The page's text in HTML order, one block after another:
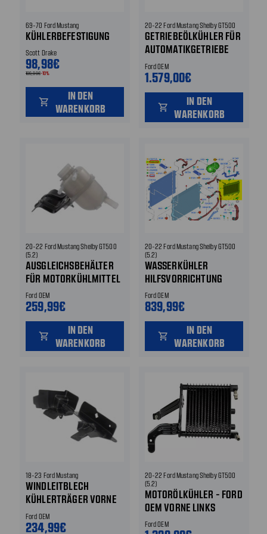
69-70 Ford Mustang
KÜHLERBEFESTIGUNG
Scott Drake
98,98€
109,99€-10%
shopping_cart
IN DEN
WARENKORB
20-22 Ford Mustang Shelby GT500
GETRIEBEÖLKÜHLER FÜR
AUTOMATIKGETRIEBE
VORNE
Ford OEM
1.579,00€
shopping_cart
IN DEN
WARENKORB
20-22 Ford Mustang Shelby GT500
(5.2)
AUSGLEICHSBEHÄLTER
FÜR MOTORKÜHLMITTEL
Ford OEM
259,99€
shopping_cart
IN DEN
WARENKORB
20-22 Ford Mustang Shelby GT500
(5.2)
WASSERKÜHLER
HILFSVORRICHTUNG
Ford OEM
839,99€
shopping_cart
IN DEN
WARENKORB
18-23 Ford Mustang
WINDLEITBLECH
KÜHLERTRÄGER VORNE
LINKS
Ford OEM
234,99€
20-22 Ford Mustang Shelby GT500
(5.2)
MOTORÖLKÜHLER - FORD
OEM VORNE LINKS
Ford OEM